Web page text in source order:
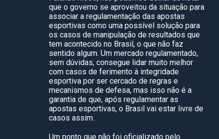
que o governo se aproveitou da situação para
associar a regulamentação das apostas
esportivas como uma possível solução para
os casos de manipulação de resultados que
tem acontecido no Brasil, o que não faz
sentido algum. Um mercado regulamentado,
sem dúvidas, consegue lidar muito melhor
com casos de ferimento à integridade
esportiva por ser cercado de regras e
mecanismos de defesa, mas isso não é a
garantia de que, após regulamentar as
apostas esportivas, o Brasil vai estar livre de
casos assim.
Um ponto que não foi oficializado pelo